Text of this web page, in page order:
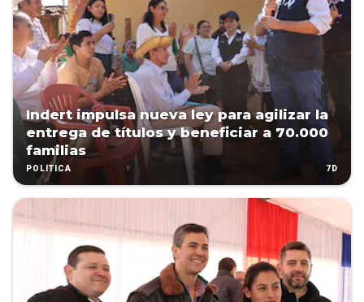
Indert impulsa nueva ley para agilizar la
entrega de títulos y beneficiar a 70.000
familias
POLÍTICA 7D